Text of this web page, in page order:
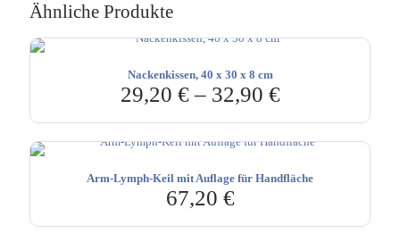
Ähnliche Produkte
Nackenkissen, 40 x 30 x 8 cm
29,20 €– 32,90 €
Arm-Lymph-Keil mit Auflage für Handfläche
67,20 €